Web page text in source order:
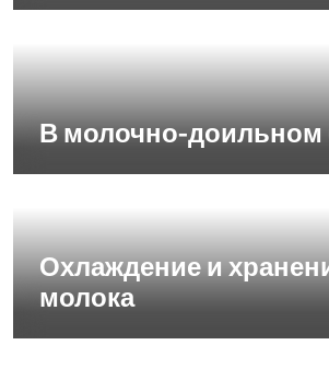
В молочно-доильном
Охлаждение и
молока